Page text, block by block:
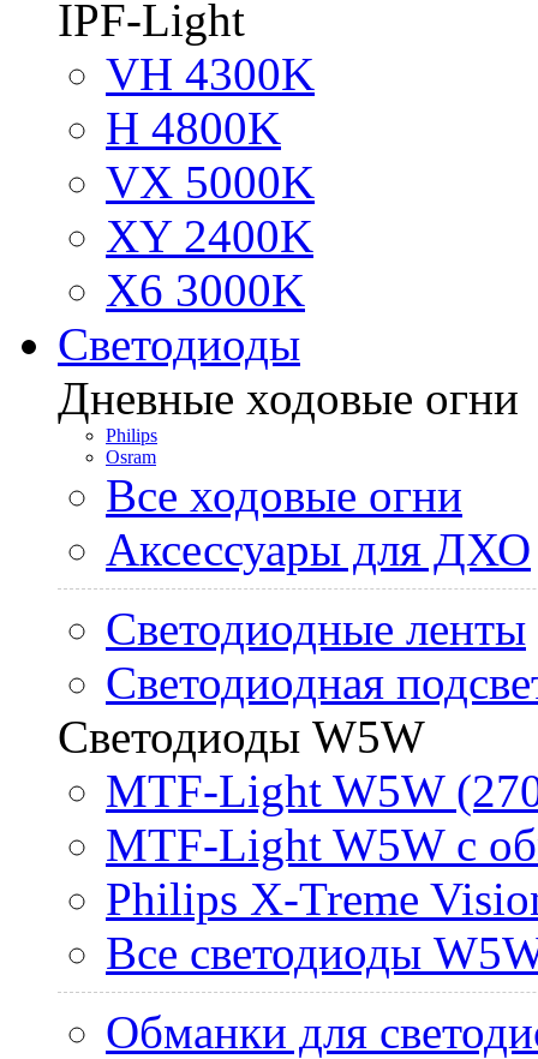
IPF-Light
VH 4300K
H 4800K
VX 5000K
XY 2400K
X6 3000K
Светодиоды
Дневные ходовые огни
Philips
Osram
Все ходовые огни
Аксессуары для ДХО
Светодиодные ленты
Светодиодная
Светодиоды W5W
MTF-Light W5W
MTF-Light W5W с
Philips X-Treme
Все светодиоды
Обманки для